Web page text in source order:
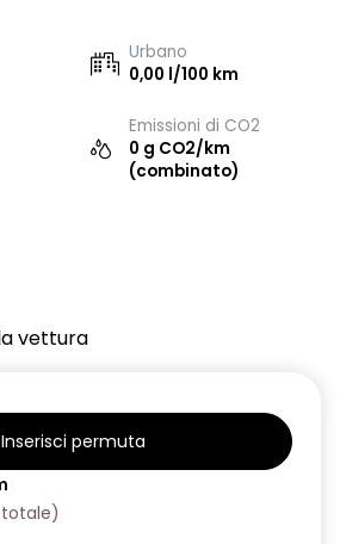
Urbano
0,00 l/100 km
Emissioni di CO2
0 g CO2/km
(combinato)
vettura
Inserisci permuta
totale)